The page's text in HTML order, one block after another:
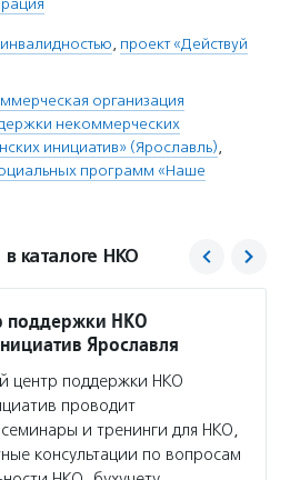
, проект «Действуй
организация
некоммерческих
инициатив» (Ярославль),
программ «Наше
каталоге НКО
поддержки НКО
Ярославля
центр поддержки НКО
проводит
семинары и тренинги для НКО,
консультации по вопросам